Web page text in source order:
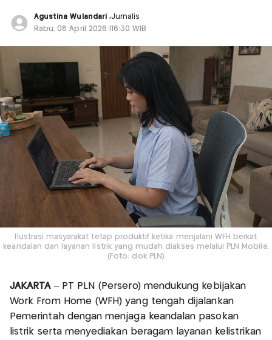
Agustina Wulandari ,Jurnalis
Rabu, 08 April 2026 |16:30 WIB
Ilustrasi masyarakat tetap produktif ketika menjalani WFH berkat
keandalan dan layanan listrik yang mudah diakses melalui PLN Mobile.
(Foto: dok PLN)
JAKARTA– PT PLN (Persero) mendukung kebijakan
Work From Home (WFH) yang tengah dijalankan
Pemerintah dengan menjaga keandalan pasokan
listrik serta menyediakan beragam layanan kelistrikan